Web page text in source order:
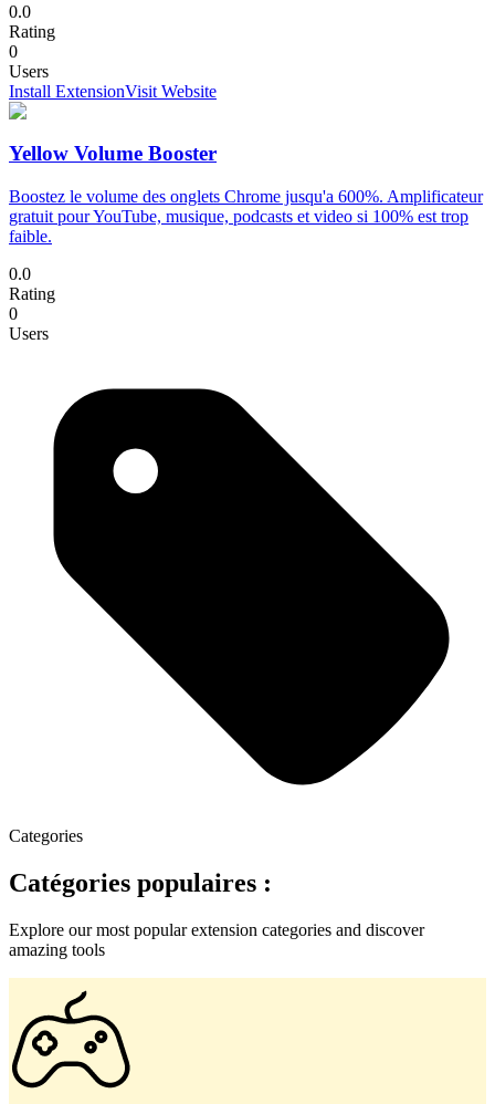
0.0
Rating
0
Users
Install ExtensionVisit Website
Yellow Volume Booster
Boostez le volume des onglets Chrome jusqu'a 600%. Amplificateur
gratuit pour YouTube, musique, podcasts et video si 100% est trop
faible.
0.0
Rating
0
Users
Categories
Catégories populaires :
Explore our most popular extension categories and discover
amazing tools